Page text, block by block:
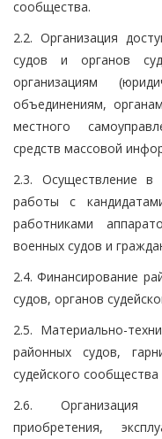
сообщества.
2.2. Организация
судов и органов
организациям
объединениям,
местного
средств массовой
2.3. Осуществление в
работы с
работниками
военных судов и
2.4. Финансирование
судов, органов
2.5. Материально-
районных судов,
судейского сообщества
2.6. Организация
приобретения,